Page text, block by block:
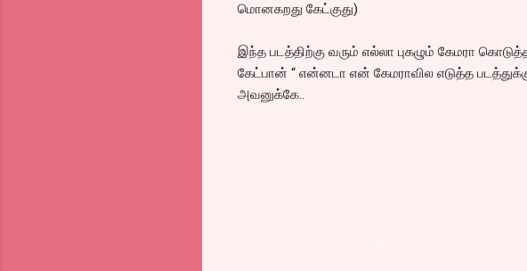
மொனகறது கேட்குது)
இந்த படத்திற்கு வரும் எல்லா புகழும் கேமரா
கேட்பான் “ என்னடா என் கேமராவில எடுத்த
அவனுக்கே..